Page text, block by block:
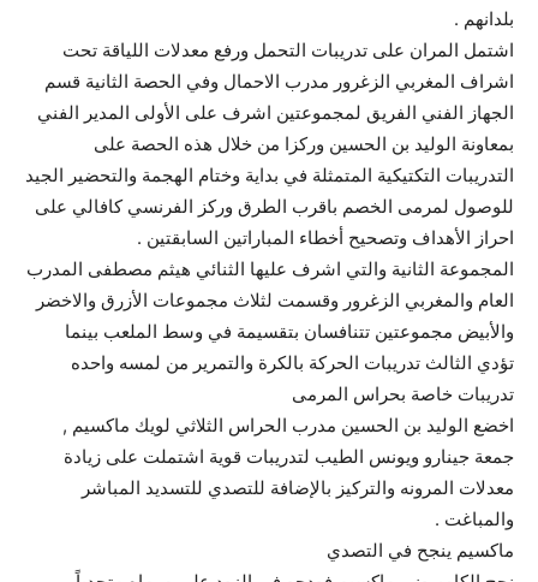
بلدانهم .
اشتمل المران على تدريبات التحمل ورفع معدلات اللياقة تحت
اشراف المغربي الزغرور مدرب الاحمال وفي الحصة الثانية قسم
الجهاز الفني الفريق لمجموعتين اشرف على الأولى المدير الفني
بمعاونة الوليد بن الحسين وركزا من خلال هذه الحصة على
التدريبات التكتيكية المتمثلة في بداية وختام الهجمة والتحضير الجيد
للوصول لمرمى الخصم باقرب الطرق وركز الفرنسي كافالي على
احراز الأهداف وتصحيح أخطاء المباراتين السابقتين .
المجموعة الثانية والتي اشرف عليها الثنائي هيثم مصطفى المدرب
العام والمغربي الزغرور وقسمت لثلاث مجموعات الأزرق والاخضر
والأبيض مجموعتين تتنافسان بتقسيمة في وسط الملعب بينما
تؤدي الثالث تدريبات الحركة بالكرة والتمرير من لمسه واحده
تدريبات خاصة بحراس المرمى
اخضع الوليد بن الحسين مدرب الحراس الثلاثي لويك ماكسيم ,
جمعة جينارو ويونس الطيب لتدريبات قوية اشتملت على زيادة
معدلات المرونه والتركيز بالإضافة للتصدي للتسديد المباشر
والمباغت .
ماكسيم ينجح في التصدي